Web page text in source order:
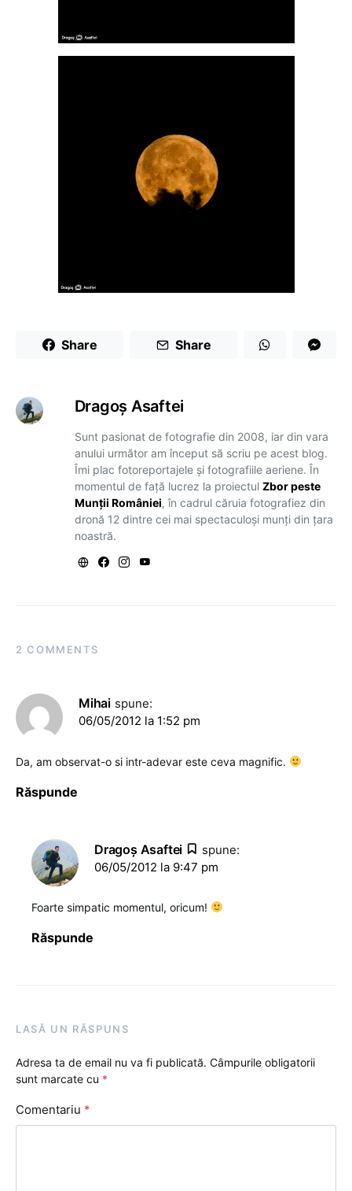
Share Share
Dragoş Asaftei
Sunt pasionat de fotografie din 2008, iar din vara
anului următor am început să scriu pe acest blog.
Îmi plac fotoreportajele și fotografiile aeriene. În
momentul de față lucrez la proiectul Zbor peste
Munții României, în cadrul căruia fotografiez din
dronă 12 dintre cei mai spectaculoși munți din țara
noastră.
2 COMMENTS
Mihai spune:
06/05/2012 la 1:52 pm
Da, am observat-o si intr-adevar este ceva magnific.
Răspunde
Dragoş Asaftei
spune:
06/05/2012 la 9:47 pm
Foarte simpatic momentul, oricum!
Răspunde
LASĂ UN RĂSPUNS
Adresa ta de email nu va fi publicată. Câmpurile obligatorii
sunt marcate cu *
Comentariu *